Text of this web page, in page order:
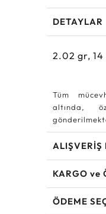
DETAYLAR
2.02gr,14
Tüm
altında,
ALIŞVERİŞ
KARGO ve
ÖDEME